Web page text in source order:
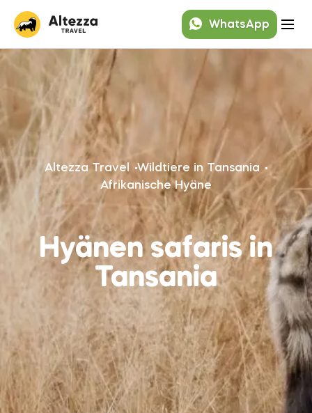
WhatsApp
Altezza Travel
Wildtiere in Tansania
Afrikanische Hyäne
Hyänen safaris in
Tansania